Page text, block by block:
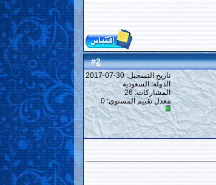
#
2
تاريخ التسجيل: 30-07-2017
الدولة: السعودية
المشاركات: 26
معدل تقييم المستوى: 0